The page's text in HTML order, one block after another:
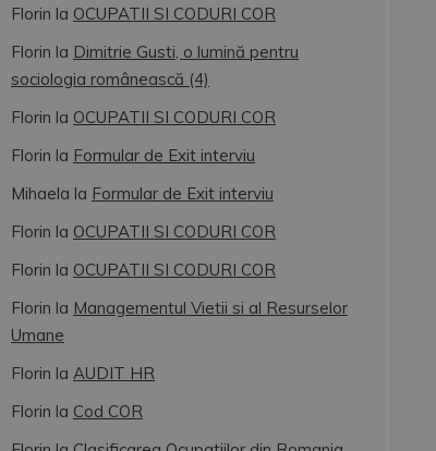
Florin la OCUPATII SI CODURI COR
Florin la Dimitrie Gusti, o lumină pentru
sociologia românească (4)
Florin la OCUPATII SI CODURI COR
Florin la Formular de Exit interviu
Mihaela la Formular de Exit interviu
Florin la OCUPATII SI CODURI COR
Florin la OCUPATII SI CODURI COR
Florin la Managementul Vietii si al Resurselor
Umane
Florin la AUDIT HR
Florin la Cod COR